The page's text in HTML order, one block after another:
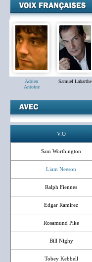
Adrien
Antoine
Samuel Labarthe
V.O
Sam Worthington
Liam Neeson
Ralph Fiennes
Edgar Ramirez
Rosamund Pike
Bill Nighy
Tobey Kebbell